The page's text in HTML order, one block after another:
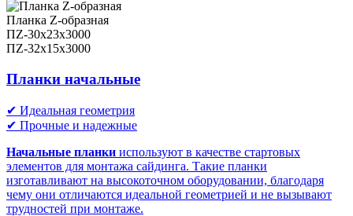
Планка Z-образная
ПZ-30х23х3000
ПZ-32х15х3000
Планки начальные
✔ Идеальная геометрия
✔ Прочные и надежные
Начальные планки используют в качестве стартовых
элементов для монтажа сайдинга. Такие планки
изготавливают на высокоточном оборудовании, благодаря
чему они отличаются идеальной геометрией и не вызывают
трудностей при монтаже.